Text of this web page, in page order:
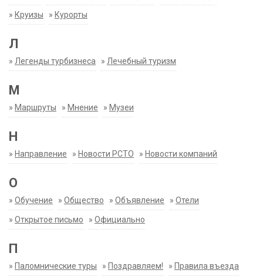
» Круизы » Курорты
Л
» Легенды турбизнеса » Лечебный туризм
М
» Маршруты » Мнение » Музеи
Н
» Направление » Новости РСТО » Новости компаний
О
» Обучение » Общество » Объявление » Отели
» Открытое письмо » Официально
П
» Паломнические туры » Поздравляем! » Правила въезда